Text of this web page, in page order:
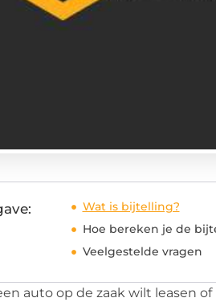
Wat is bijtelling?
Hoe bereken je de
Veelgestelde vragen
auto op de zaak wilt leasen